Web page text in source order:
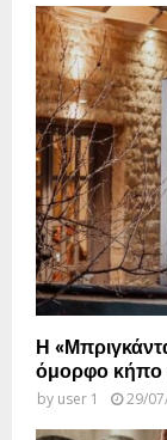
Η
όμορφο κήπο
by user 1 29/